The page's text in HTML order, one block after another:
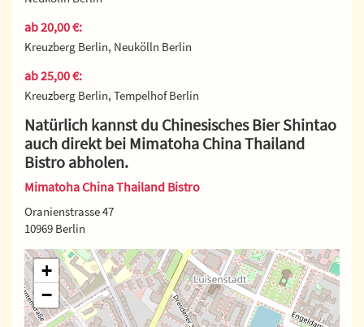
ab 20,00 €:
Kreuzberg Berlin, Neukölln Berlin
ab 25,00 €:
Kreuzberg Berlin, Tempelhof Berlin
Natürlich kannst du Chinesisches Bier Shintao
auch direkt bei Mimatoha China Thailand
Bistro abholen.
Mimatoha China Thailand Bistro
Oranienstrasse 47
10969 Berlin
+
−